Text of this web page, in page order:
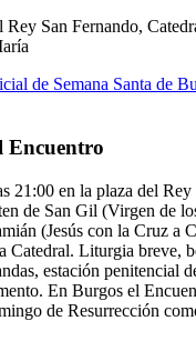
Rey San Fernando,
de Semana Santa de
Encuentro
21:00 en la plaza del
de San Gil (Virgen de
(Jesús con la Cruz a
Catedral. Liturgia breve,
estación penitencial
En Burgos el
de Resurrección